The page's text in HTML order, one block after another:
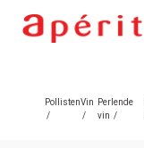
Pollisten
/
Vin
/
Perlende
vin /